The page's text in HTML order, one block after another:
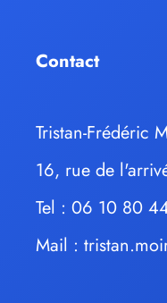
Contact
Tristan-Frédéric
16, rue de
Tel : 06 10 80
Mail :